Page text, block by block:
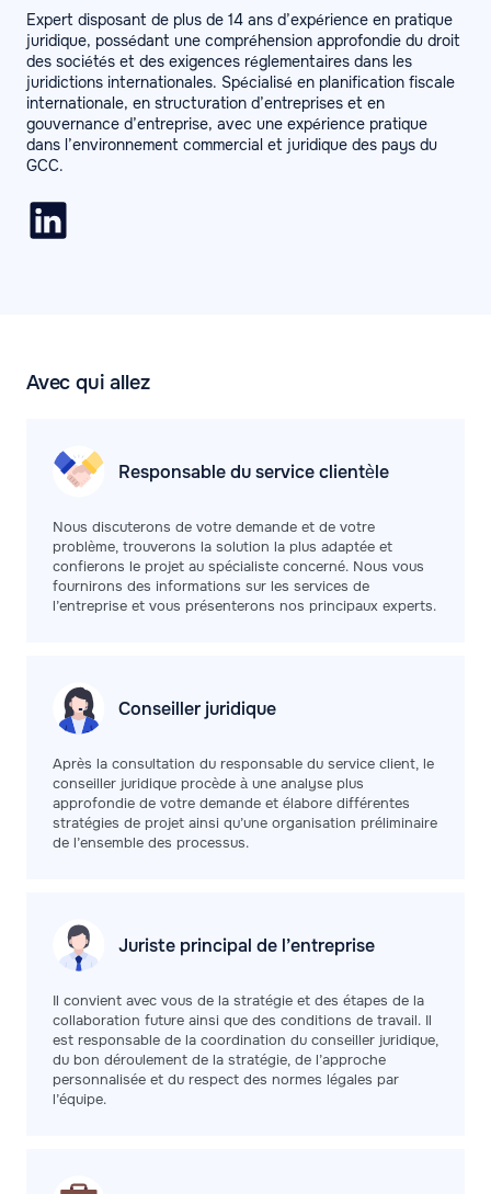
Expert disposant de plus de 14 ans d’expérience en pratique
juridique, possédant une compréhension approfondie du droit
des sociétés et des exigences réglementaires dans les
juridictions internationales. Spécialisé en planification fiscale
internationale, en structuration d’entreprises et en
gouvernance d’entreprise, avec une expérience pratique
dans l’environnement commercial et juridique des pays du
GCC.
Avec qui allez
Responsable du service clientèle
Nous discuterons de votre demande et de votre
problème, trouverons la solution la plus adaptée et
confierons le projet au spécialiste concerné. Nous vous
fournirons des informations sur les services de
l’entreprise et vous présenterons nos principaux experts.
Conseiller juridique
Après la consultation du responsable du service client, le
conseiller juridique procède à une analyse plus
approfondie de votre demande et élabore différentes
stratégies de projet ainsi qu’une organisation préliminaire
de l’ensemble des processus.
Juriste principal de l’entreprise
Il convient avec vous de la stratégie et des étapes de la
collaboration future ainsi que des conditions de travail. Il
est responsable de la coordination du conseiller juridique,
du bon déroulement de la stratégie, de l’approche
personnalisée et du respect des normes légales par
l’équipe.